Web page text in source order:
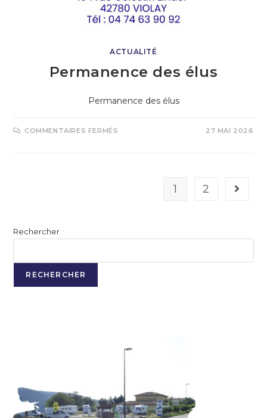
ACTUALITÉ
Permanence des élus
Permanence des élus
COMMENTAIRES FERMÉS 27 MAI 2026
1 2
Rechercher
RECHERCHER